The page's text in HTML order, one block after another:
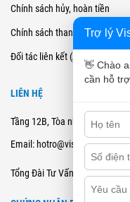
Chính sách hủy, hoàn tiền
Chính sách thanh toán
Đối tác liên kết (Affiliate)
LIÊN HỆ
Tầng 12B, Tòa nhà Cienco4 -
Email: hotro@visata.vn
Tổng Đài Tư Vấn:
Trợ lý
👋 Chào
cần hỗ